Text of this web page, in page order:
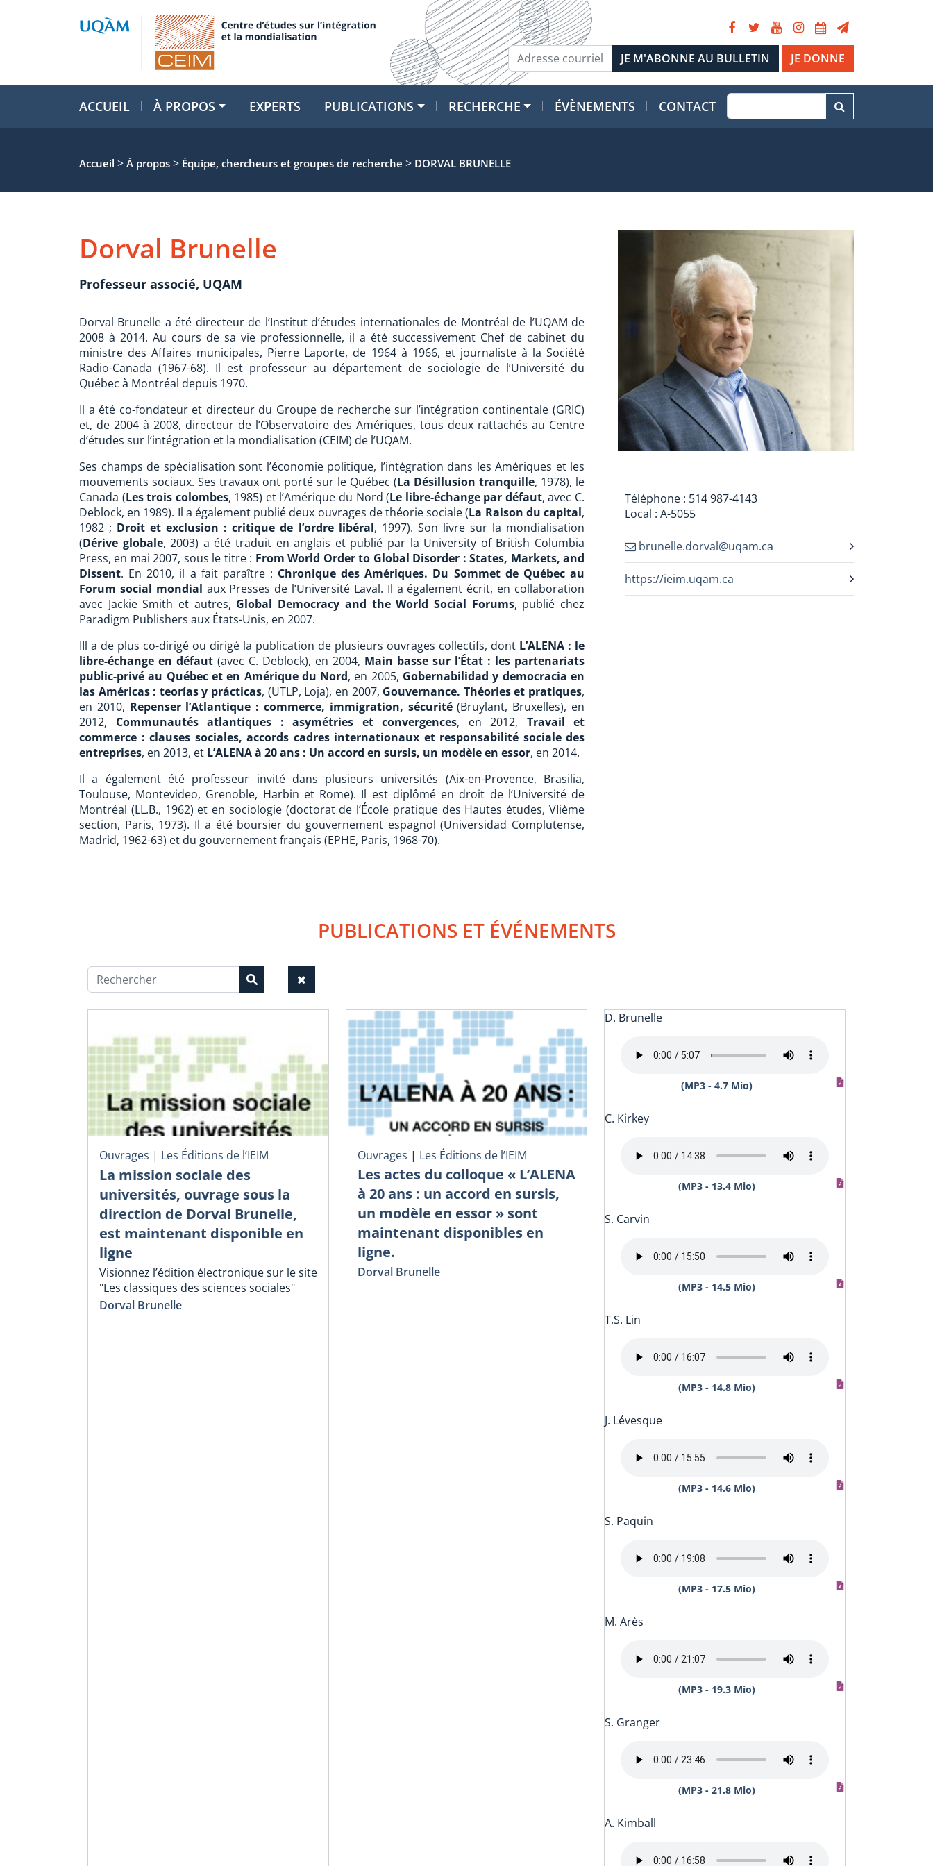
JE DONNE
ACCUEIL À PROPOS EXPERTS PUBLICATIONS RECHERCHE ÉVÈNEMENTS CONTACT
Accueil > À propos > Équipe, chercheurs et groupes de recherche > DORVAL BRUNELLE
Dorval Brunelle
Professeur associé, UQAM
Dorval Brunelle a été directeur de l’Institut d’études internationales de Montréal de l’UQAM de
2008 à 2014. Au cours de sa vie professionnelle, il a été successivement Chef de cabinet du
ministre des Affaires municipales, Pierre Laporte, de 1964 à 1966, et journaliste à la Société
Radio-Canada (1967-68). Il est professeur au département de sociologie de l’Université du
Québec à Montréal depuis 1970.
Il a été co-fondateur et directeur du Groupe de recherche sur l’intégration continentale (GRIC)
et, de 2004 à 2008, directeur de l’Observatoire des Amériques, tous deux rattachés au Centre
d’études sur l’intégration et la mondialisation (CEIM) de l’UQAM.
Ses champs de spécialisation sont l’économie politique, l’intégration dans les Amériques et les
mouvements sociaux. Ses travaux ont porté sur le Québec (La Désillusion tranquille, 1978), le
Canada (Les trois colombes, 1985) et l’Amérique du Nord (Le libre-échange par défaut, avec C.
Deblock, en 1989). Il a également publié deux ouvrages de théorie sociale (La Raison du capital,
1982 ; Droit et exclusion : critique de l’ordre libéral, 1997). Son livre sur la mondialisation
(Dérive globale, 2003) a été traduit en anglais et publié par la University of British Columbia
Press, en mai 2007, sous le titre : From World Order to Global Disorder : States, Markets, and
Dissent. En 2010, il a fait paraître : Chronique des Amériques. Du Sommet de Québec au
Forum social mondial aux Presses de l’Université Laval. Il a également écrit, en collaboration
avec Jackie Smith et autres, Global Democracy and the World Social Forums, publié chez
Paradigm Publishers aux États-Unis, en 2007.
IIl a de plus co-dirigé ou dirigé la publication de plusieurs ouvrages collectifs, dont L’ALENA : le
libre-échange en défaut (avec C. Deblock), en 2004, Main basse sur l’État : les partenariats
public-privé au Québec et en Amérique du Nord, en 2005, Gobernabilidad y democracia en
las Américas : teorías y prácticas, (UTLP, Loja), en 2007, Gouvernance. Théories et pratiques,
en 2010, Repenser l’Atlantique : commerce, immigration, sécurité(Bruylant, Bruxelles), en
2012, Communautés atlantiques : asymétries et convergences, en 2012, Travail et
commerce : clauses sociales, accords cadres internationaux et responsabilité sociale des
entreprises, en 2013, et L’ALENA à 20 ans : Un accord en sursis, un modèle en essor, en 2014.
Il a également été professeur invité dans plusieurs universités (Aix-en-Provence, Brasilia,
Toulouse, Montevideo, Grenoble, Harbin et Rome). Il est diplômé en droit de l’Université de
Montréal (LL.B., 1962) et en sociologie (doctorat de l’École pratique des Hautes études, VIième
section, Paris, 1973). Il a été boursier du gouvernement espagnol (Universidad Complutense,
Madrid, 1962-63) et du gouvernement français (EPHE, Paris, 1968-70).
Téléphone : 514 987-4143
Local : A-5055
brunelle.dorval@uqam.ca
https://ieim.uqam.ca
PUBLICATIONS ET ÉVÉNEMENTS
Ouvrages | Les Éditions de l’IEIM
La mission sociale des
universités, ouvrage sous la
direction de Dorval Brunelle,
est maintenant disponible en
ligne
Visionnez l’édition électronique sur le site
"Les classiques des sciences sociales"
Dorval Brunelle
Ouvrages | Les Éditions de l’IEIM
Les actes du colloque « L’ALENA
à 20 ans : un accord en sursis,
un modèle en essor » sont
maintenant disponibles en
ligne.
Dorval Brunelle
D. Brunelle
(MP3 - 4.7 Mio)
C. Kirkey
(MP3 - 13.4 Mio)
S. Carvin
(MP3 - 14.5 Mio)
T.S. Lin
(MP3 - 14.8 Mio)
J. Lévesque
(MP3 - 14.6 Mio)
S. Paquin
(MP3 - 17.5 Mio)
M. Arès
(MP3 - 19.3 Mio)
S. Granger
(MP3 - 21.8 Mio)
A. Kimball